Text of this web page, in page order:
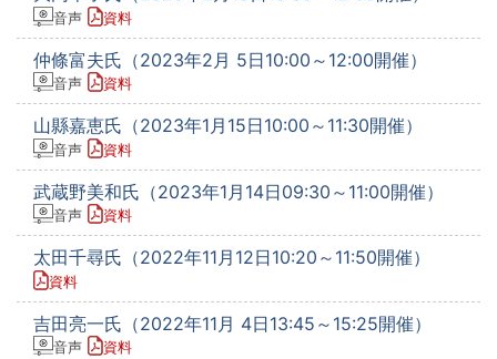
音声 資料
仲條富夫氏（2023年2月 5日10:00～12:00開催）
音声 資料
山縣嘉恵氏（2023年1月15日10:00～11:30開催）
音声 資料
武蔵野美和氏（2023年1月14日09:30～11:00開催）
音声 資料
太田千尋氏（2022年11月12日10:20～11:50開催）
資料
吉田亮一氏（2022年11月 4日13:45～15:25開催）
音声 資料